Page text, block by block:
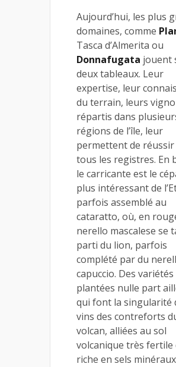
Aujourd’hui, les plus
domaines, comme
Tasca d’Almerita ou
Donnafugata jouent
deux tableaux. Leur
expertise, leur
du terrain, leurs
répartis dans
régions de l’île, leur
permettent de réussir
tous les registres. En
le carricante est le
plus intéressant de
parfois assemblé au
cataratto, où, en
nerello mascalese se
parti du lion, parfois
complété par du
capuccio. Des variétés
plantées nulle part
qui font la singularité
vins des contreforts
volcan, alliées au sol
volcanique très fertile
riche en sels